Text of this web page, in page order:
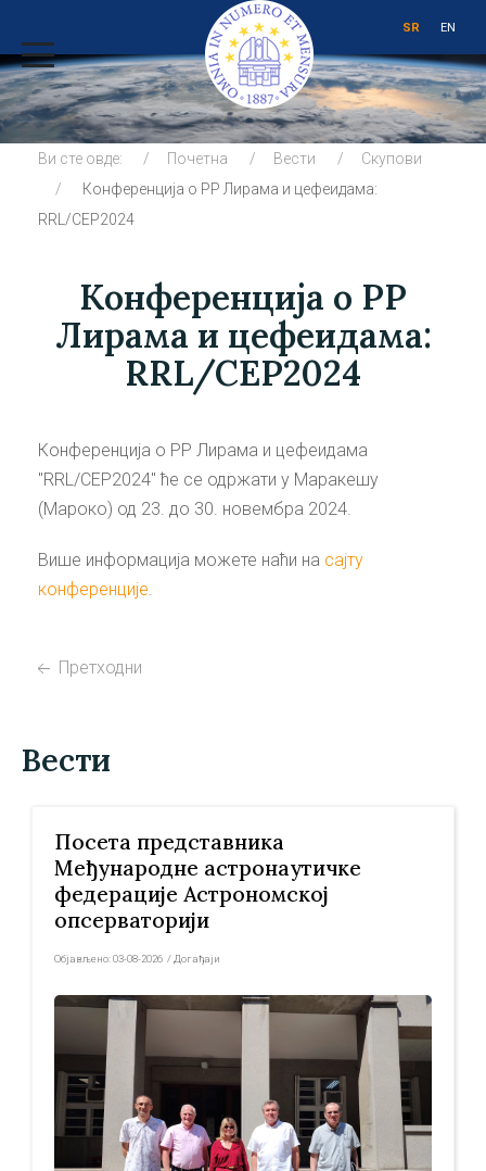
SR EN
Ви сте овде: Почетна Вести
Скупови
Конференција о РР Лирама и цефеидама:
RRL/CEP2024
Конференција о РР
Лирама и цефеидама:
RRL/CEP2024
Конференција о РР Лирама и цефеидама
"RRL/CEP2024" ће се одржати у Маракешу
(Мароко) од 23. до 30. новембра 2024.
Више информација можете наћи на сајту
конференције.
Претходни
Вести
Посета представника
Међународне астронаутичке
федерације Астрономској
опсерваторији
Објављено:03-08-2026 / Догађаји